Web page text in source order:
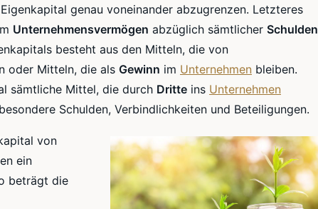
genau voneinander abzugrenzen. Letzteres
Unternehmensvermögen abzüglich sämtlicher Schulden
besteht aus den Mitteln, die von
oder Mitteln, die als Gewinn im Unternehmen bleiben.
sämtliche Mittel, die durch Dritte ins Unternehmen
Schulden, Verbindlichkeiten und Beteiligungen.
von
ein
beträgt die